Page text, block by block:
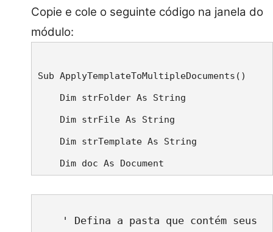
Copie e cole o seguinte código na janela do
módulo:
Sub ApplyTemplateToMultipleDocuments()
    Dim strFolder As String
    Dim strFile As String
    Dim strTemplate As String
    Dim doc As Document